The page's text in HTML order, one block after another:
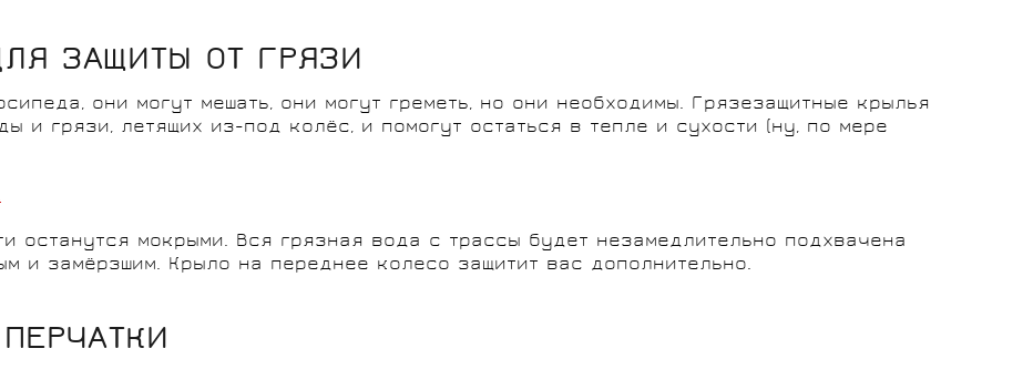
ЗАЩИТЫ ОТ ГРЯЗИ
они могут мешать, они могут греметь, но они необходимы. Грязезащитные крылья
и грязи, летящих из-под колёс, и помогут остаться в тепле и сухости (ну, по мере
останутся мокрыми. Вся грязная вода с трассы будет незамедлительно подхвачена
и замёрзшим. Крыло на переднее колесо защитит вас дополнительно.